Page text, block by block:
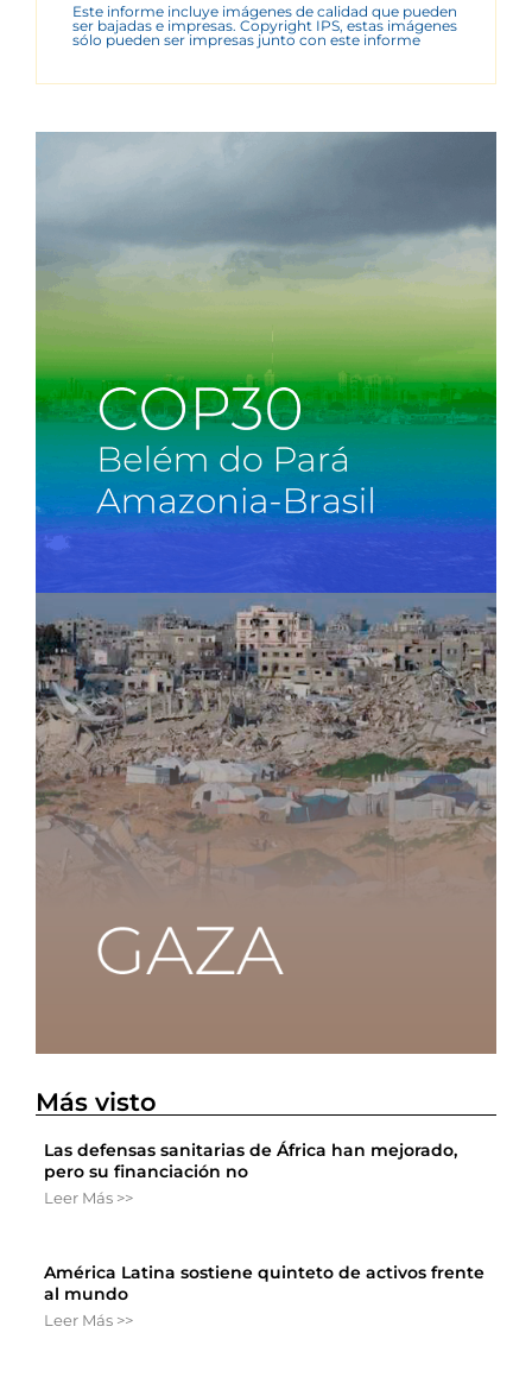
Este informe incluye imágenes de calidad que pueden
ser bajadas e impresas. Copyright IPS, estas imágenes
sólo pueden ser impresas junto con este informe
Más visto
Las defensas sanitarias de África han mejorado,
pero su financiación no
Leer Más >>
América Latina sostiene quinteto de activos frente
al mundo
Leer Más >>